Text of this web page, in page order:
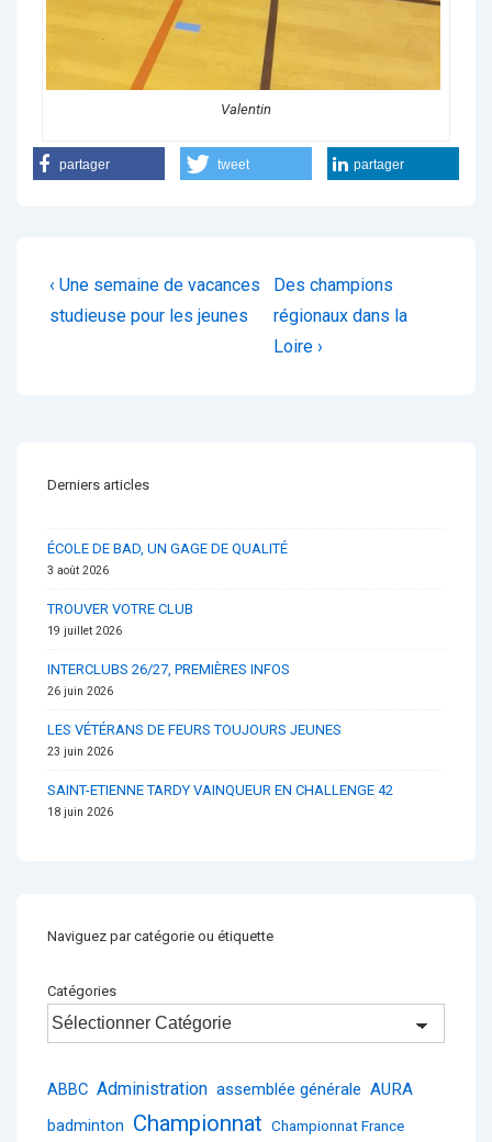
Valentin
partager tweet partager
Navigation
de
Previous
Post
‹ Une semaine de vacances
studieuse pour les jeunes
Next
Post
is
Des champions
régionaux dans la
Loire ›
Derniers articles
ÉCOLE DE BAD, UN GAGE DE QUALITÉ
3 août 2026
TROUVER VOTRE CLUB
19 juillet 2026
INTERCLUBS 26/27, PREMIÈRES INFOS
26 juin 2026
LES VÉTÉRANS DE FEURS TOUJOURS JEUNES
23 juin 2026
SAINT-ETIENNE TARDY VAINQUEUR EN CHALLENGE 42
18 juin 2026
Naviguez par catégorie ou étiquette
Catégories
ABBC Administration assemblée générale AURA
badminton Championnat Championnat France